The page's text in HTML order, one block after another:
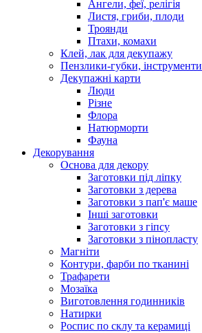
Ангели, феї, релігія
Листя, гриби, плоди
Троянди
Птахи, комахи
Клей, лак для декупажу
Пензлики-губки, інструменти
Декупажні карти
Люди
Різне
Флора
Натюрморти
Фауна
Декорування
Основа для декору
Заготовки під ліпку
Заготовки з дерева
Заготовки з пап'є маше
Інші заготовки
Заготовки з гіпсу
Заготовки з пінопласту
Магніти
Контури, фарби по тканині
Трафарети
Мозаїка
Виготовлення годинників
Натирки
Роспис по склу та керамиці